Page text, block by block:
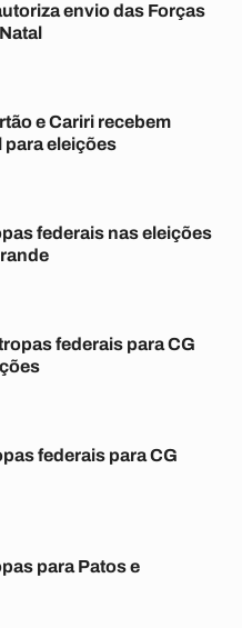
envio das Forças
e Cariri recebem
eleições
federais nas eleições
federais para CG
federais para CG
para Patos e